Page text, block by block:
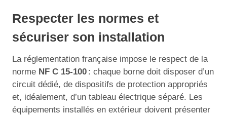
Respecter les normes et
sécuriser son installation
La réglementation française impose le respect de la
norme NF C 15-100 : chaque borne doit disposer d’un
circuit dédié, de dispositifs de protection appropriés
et, idéalement, d’un tableau électrique séparé. Les
équipements installés en extérieur doivent présenter